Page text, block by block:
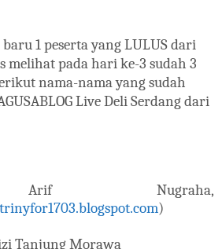
1 peserta yang LULUS dari
melihat pada hari ke-3 sudah 3
nama-nama yang sudah
Live Deli Serdang dari
Arif Nugraha,
)
Tanjung Morawa